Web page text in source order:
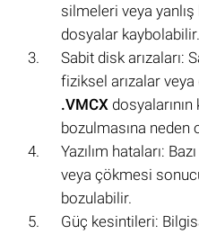
silmeleri veya
dosyalar kaybolabilir.
Sabit disk arızaları:
fiziksel arızalar
.VMCX
bozulmasına neden
Yazılım hataları:
veya çökmesi
bozulabilir.
Güç kesintileri: